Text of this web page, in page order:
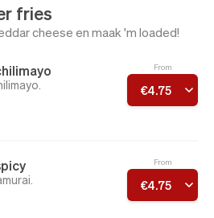
fries
cheese en maak 'm loaded!
erbij!
From
€4.75
From
€4.75